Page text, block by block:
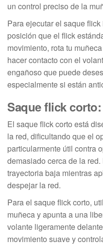
un control preciso de la
Para ejecutar el saque
posición que el flick
movimiento, rota tu
hacer contacto con el
engañoso que puede
especialmente si están
Saque flick
El saque flick corto está
la red, dificultando que el
particularmente útil contra
demasiado cerca de la
trayectoria baja mientras
despejar la red.
Para el saque flick corto,
muñeca y apunta a una
volante ligeramente
movimiento suave y